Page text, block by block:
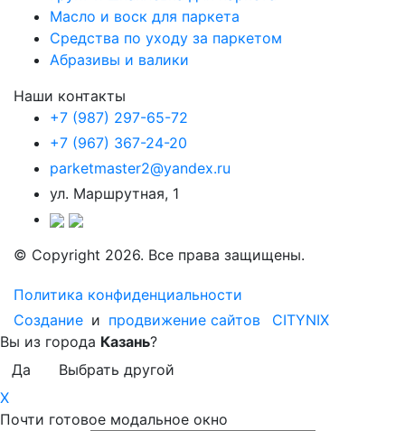
Масло и воск для паркета
Средства по уходу за паркетом
Абразивы и валики
Наши контакты
+7 (987) 297-65-72
+7 (967) 367-24-20
parketmaster2@yandex.ru
ул. Маршрутная, 1
© Copyright 2026. Все права защищены.
Политика конфиденциальности
Создание и продвижение сайтов
CITYNIX
Вы из города Казань?
Да
Выбрать другой
X
Почти готовое модальное окно